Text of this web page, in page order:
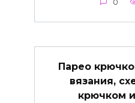
0
Парео
вязания,
крючком